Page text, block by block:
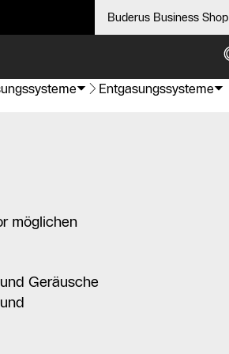
Buderus Business Shop
Entgasungssysteme
möglichen
Geräusche